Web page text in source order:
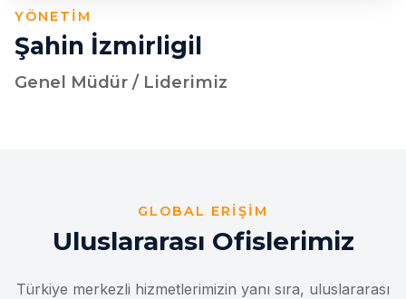
YÖNETIM
Şahin İzmirligil
Genel Müdür / Liderimiz
GLOBAL ERIŞIM
Uluslararası Ofislerimiz
Türkiye merkezli hizmetlerimizin yanı sıra, uluslararası